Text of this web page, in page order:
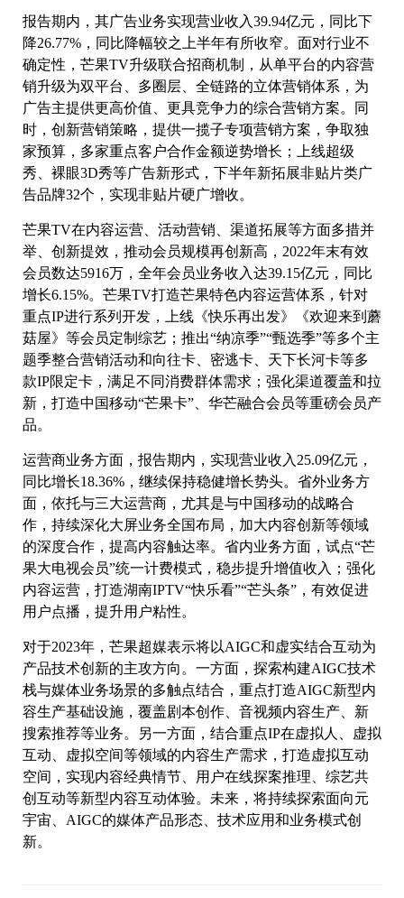
报告期内，其广告业务实现营业收入39.94亿元，同比下
降26.77%，同比降幅较之上半年有所收窄。面对行业不
确定性，芒果TV升级联合招商机制，从单平台的内容营
销升级为双平台、多圈层、全链路的立体营销体系，为
广告主提供更高价值、更具竞争力的综合营销方案。同
时，创新营销策略，提供一揽子专项营销方案，争取独
家预算，多家重点客户合作金额逆势增长；上线超级
秀、裸眼3D秀等广告新形式，下半年新拓展非贴片类广
告品牌32个，实现非贴片硬广增收。
芒果TV在内容运营、活动营销、渠道拓展等方面多措并
举、创新提效，推动会员规模再创新高，2022年末有效
会员数达5916万，全年会员业务收入达39.15亿元，同比
增长6.15%。芒果TV打造芒果特色内容运营体系，针对
重点IP进行系列开发，上线《快乐再出发》《欢迎来到蘑
菇屋》等会员定制综艺；推出“纳凉季”“甄选季”等多个主
题季整合营销活动和向往卡、密逃卡、天下长河卡等多
款IP限定卡，满足不同消费群体需求；强化渠道覆盖和拉
新，打造中国移动“芒果卡”、华芒融合会员等重磅会员产
品。
运营商业务方面，报告期内，实现营业收入25.09亿元，
同比增长18.36%，继续保持稳健增长势头。省外业务方
面，依托与三大运营商，尤其是与中国移动的战略合
作，持续深化大屏业务全国布局，加大内容创新等领域
的深度合作，提高内容触达率。省内业务方面，试点“芒
果大电视会员”统一计费模式，稳步提升增值收入；强化
内容运营，打造湖南IPTV“快乐看”“芒头条”，有效促进
用户点播，提升用户粘性。
对于2023年，芒果超媒表示将以AIGC和虚实结合互动为
产品技术创新的主攻方向。一方面，探索构建AIGC技术
栈与媒体业务场景的多触点结合，重点打造AIGC新型内
容生产基础设施，覆盖剧本创作、音视频内容生产、新
搜索推荐等业务。另一方面，结合重点IP在虚拟人、虚拟
互动、虚拟空间等领域的内容生产需求，打造虚拟互动
空间，实现内容经典情节、用户在线探案推理、综艺共
创互动等新型内容互动体验。未来，将持续探索面向元
宇宙、AIGC的媒体产品形态、技术应用和业务模式创
新。